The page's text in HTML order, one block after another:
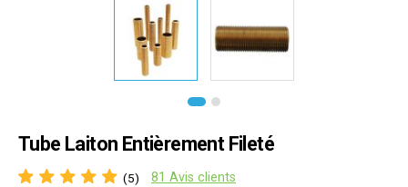
Tube Laiton Entièrement Fileté
(5) 81 Avis clients